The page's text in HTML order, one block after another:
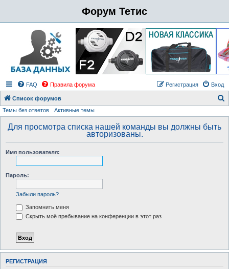
Форум Тетис
FAQ Правила форума Вход
Регистрация
Список форумов
Темы без ответов Активные темы
Для просмотра списка нашей команды вы должны быть
авторизованы.
Имя пользователя:
Пароль:
Забыли пароль?
Запомнить меня
Скрыть моё пребывание на конференции в этот раз
РЕГИСТРАЦИЯ